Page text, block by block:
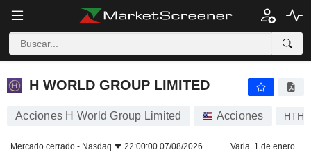
H WORLD GROUP LIMITED
H WORLD GROUP LIMITED
Acciones H World Group Limited Acciones HTHT
Mercado cerrado - Nasdaq 22:00:00 07/08/2026 Varia. 1 de enero.